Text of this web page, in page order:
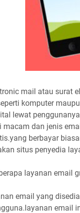
mail atau surat
komputer
lewat
macam dan jenis
berbayar
situs penyedia
layanan email
email yang
email